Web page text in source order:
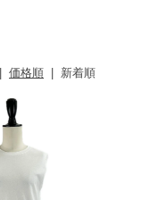
価格順 新着順